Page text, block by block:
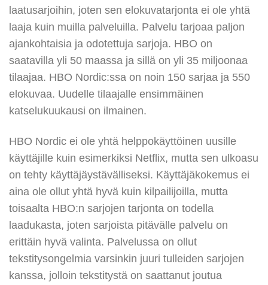
laatusarjoihin, joten sen elokuvatarjonta ei ole yhtä
laaja kuin muilla palveluilla. Palvelu tarjoaa paljon
ajankohtaisia ja odotettuja sarjoja. HBO on
saatavilla yli 50 maassa ja sillä on yli 35 miljoonaa
tilaajaa. HBO Nordic:ssa on noin 150 sarjaa ja 550
elokuvaa. Uudelle tilaajalle ensimmäinen
katselukuukausi on ilmainen.
HBO Nordic ei ole yhtä helppokäyttöinen uusille
käyttäjille kuin esimerkiksi Netflix, mutta sen ulkoasu
on tehty käyttäjäystävälliseksi. Käyttäjäkokemus ei
aina ole ollut yhtä hyvä kuin kilpailijoilla, mutta
toisaalta HBO:n sarjojen tarjonta on todella
laadukasta, joten sarjoista pitävälle palvelu on
erittäin hyvä valinta. Palvelussa on ollut
tekstitysongelmia varsinkin juuri tulleiden sarjojen
kanssa, jolloin tekstitystä on saattanut joutua